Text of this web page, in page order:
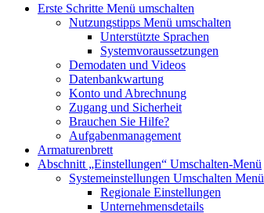
Erste Schritte Menü umschalten
Nutzungstipps Menü umschalten
Unterstützte Sprachen
Systemvoraussetzungen
Demodaten und Videos
Datenbankwartung
Konto und Abrechnung
Zugang und Sicherheit
Brauchen Sie Hilfe?
Aufgabenmanagement
Armaturenbrett
Abschnitt „Einstellungen“ Umschalten-Menü
Systemeinstellungen Umschalten Menü
Regionale Einstellungen
Unternehmensdetails